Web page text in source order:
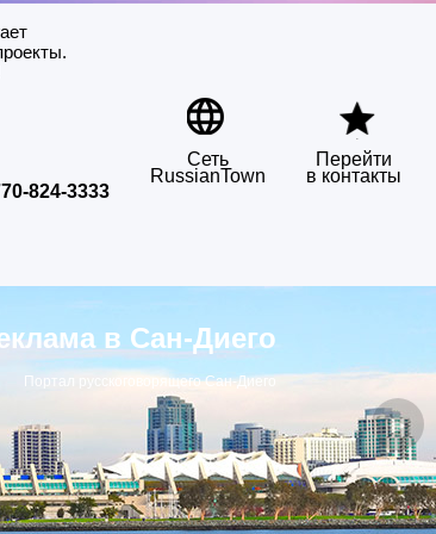
824-3333
Сеть
RussianTown
Перейти
в контакты
в Сан-Диего
Портал русскоговорящего Сан-Диего
▶